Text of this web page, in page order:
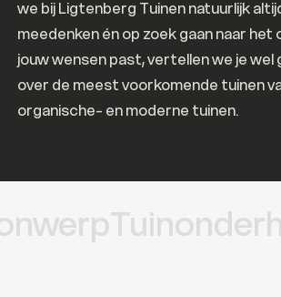
we bij Ligtenberg Tuinen natuurlijk
meedenken én op zoek gaan naar
jouw wensen past, vertellen we je wel
over de meest voorkomende tuinen
organische- en moderne tuinen.
Tuinonderhoud